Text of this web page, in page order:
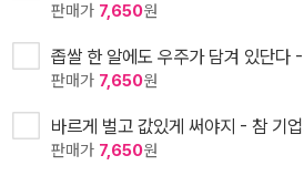
판매가 7,650원
좁쌀 한 알에도 우주가 담겨 있단다
판매가 7,650원
바르게 벌고 값있게 써야지 - 참 기
판매가 7,650원